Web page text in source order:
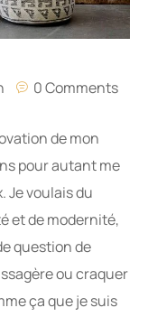
0 Comments
de mon
pour autant me
Je voulais du
et de modernité,
question de
ou craquer
ça que je suis